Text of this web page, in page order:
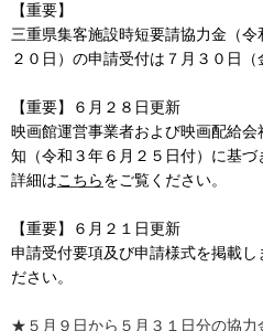
【重要】
三重県集客施設時短要請協力金（
２０日）の申請受付は７月３０日（
【重要】６月２８日更新
映画館運営事業者および映画配給
知（令和３年６月２５日付）に基づ
詳細はこちらをご覧ください。
【重要】６月２１日更新
申請受付要項及び申請様式を掲載し
ださい。
★５月９日から５月３１日分の協力